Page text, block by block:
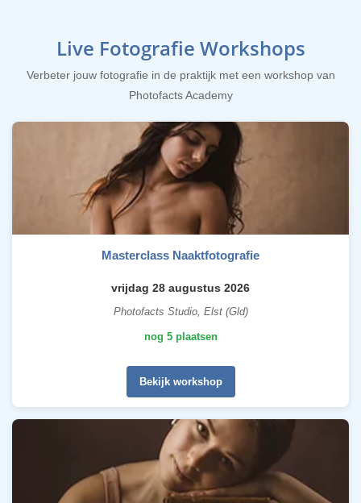
Live Fotografie Workshops
Verbeter jouw fotografie in de praktijk met een workshop van
Photofacts Academy
Masterclass Naaktfotografie
vrijdag 28 augustus 2026
Photofacts Studio, Elst (Gld)
nog 5 plaatsen
Bekijk workshop